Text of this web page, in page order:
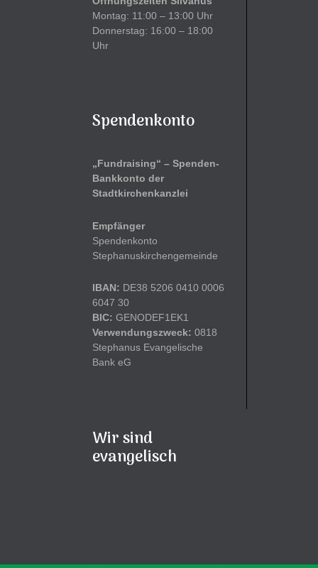
Montag: 11:00 – 13:00 Uhr
Donnerstag: 16:00 – 18:00
Uhr
Spendenkonto
„Fundraising“ – Spenden-
Bankkonto der
Stadtkirchenkanzlei
Empfänger
Spendenkonto
Stephanuskirchengemeinde
IBAN: DE38 5206 0410 0006
6047 30
BIC: GENODEF1EK1
Verwendungszweck: 0818
Stephanus Evangelische
Bank eG
Wir sind
evangelisch